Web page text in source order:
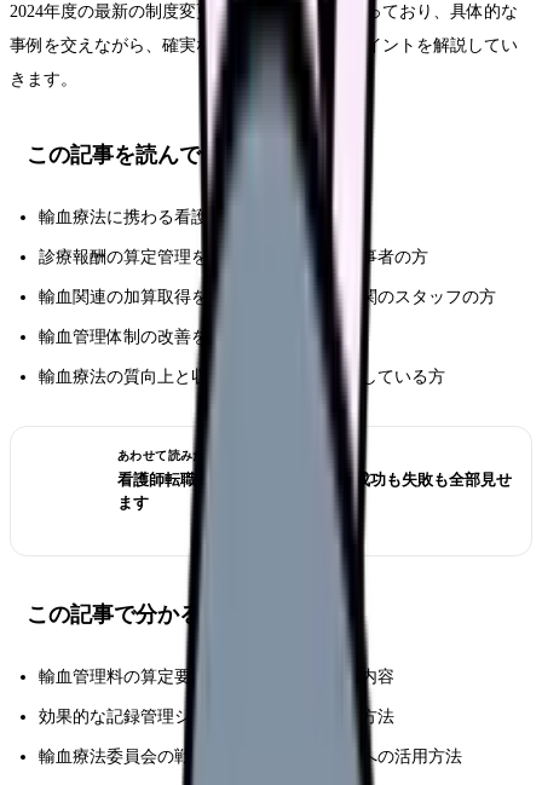
2024年度の最新の制度変更に対応した内容となっており、具体的な
事例を交えながら、確実な加算取得のためのポイントを解説してい
きます。
この記事を読んでほしい人
輸血療法に携わる看護管理者の方
診療報酬の算定管理を担当している医療従事者の方
輸血関連の加算取得を目指している医療機関のスタッフの方
輸血管理体制の改善を検討されている方
輸血療法の質向上と収益改善の両立を目指している方
あわせて読みたい
看護師転職のリアル体験談12選｜成功も失敗も全部見せ
ます
この記事で分かること
輸血管理料の算定要件と施設基準の詳細な内容
効果的な記録管理システムの具体的な構築方法
輸血療法委員会の戦略的な運営と加算取得への活用方法